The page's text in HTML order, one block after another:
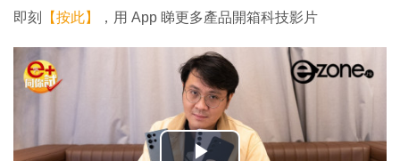
即刻 【按此】 ，用 App 睇更多產品開箱科技影片